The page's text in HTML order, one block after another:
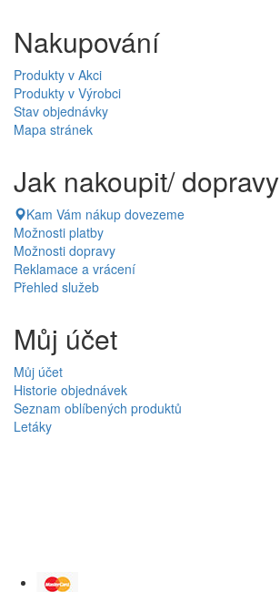
Nakupování
Produkty v Akci
Produkty v Výrobci
Stav objednávky
Mapa stránek
Jak nakoupit/ dopravy
Kam Vám nákup dovezeme
Možnosti platby
Možnosti dopravy
Reklamace a vrácení
Přehled služeb
Můj účet
Můj účet
Historie objednávek
Seznam oblíbených produktů
Letáky